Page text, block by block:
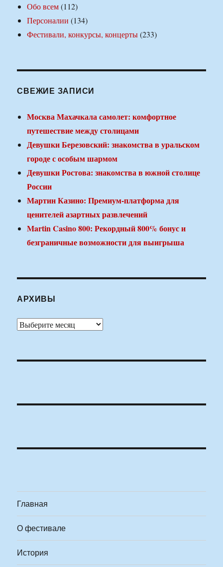
Обо всем(112)
Персоналии (134)
Фестивали, конкурсы, концерты(233)
СВЕЖИЕ ЗАПИСИ
Москва Махачкала самолет: комфортное
путешествие между столицами
Девушки Березовский: знакомства в уральском
городе с особым шармом
Девушки Ростова: знакомства в южной столице
России
Мартин Казино: Премиум-платформа для
ценителей азартных развлечений
Martin Casino 800: Рекордный 800% бонус и
безграничные возможности для выигрыша
АРХИВЫ
Архивы
Главная
О фестивале
История